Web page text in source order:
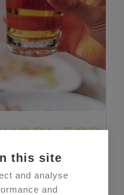
this site
and analyse
and
FOR